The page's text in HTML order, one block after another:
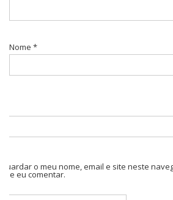
Nome *
Guardar o meu nome, email e site neste
que eu comentar.